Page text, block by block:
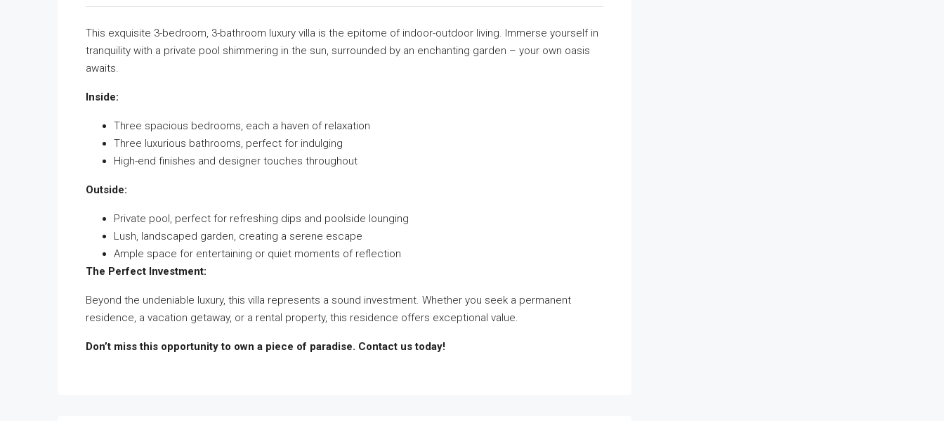
This exquisite 3-bedroom, 3-bathroom luxury villa is the epitome of indoor-outdoor living. Immerse yourself in
tranquility with a private pool shimmering in the sun, surrounded by an enchanting garden – your own oasis
awaits.
Inside:
Three spacious bedrooms, each a haven of relaxation
Three luxurious bathrooms, perfect for indulging
High-end finishes and designer touches throughout
Outside:
Private pool, perfect for refreshing dips and poolside lounging
Lush, landscaped garden, creating a serene escape
Ample space for entertaining or quiet moments of reflection
The Perfect Investment:
Beyond the undeniable luxury, this villa represents a sound investment. Whether you seek a permanent
residence, a vacation getaway, or a rental property, this residence offers exceptional value.
Don’t miss this opportunity to own a piece of paradise. Contact us today!